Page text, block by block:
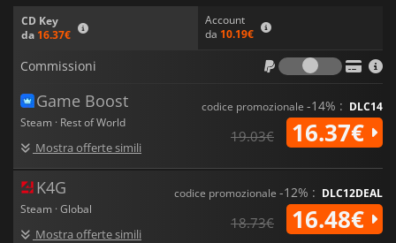
CD Key
da 16.37€
Account
da 10.19€
Commissioni
Game Boost
Steam · Rest of World
Mostra offerte simili
codice promozionale -14% : DLC14
19.03€ 16.37€
K4G
Steam · Global
Mostra offerte simili
codice promozionale -12% : DLC12DEAL
18.73€ 16.48€